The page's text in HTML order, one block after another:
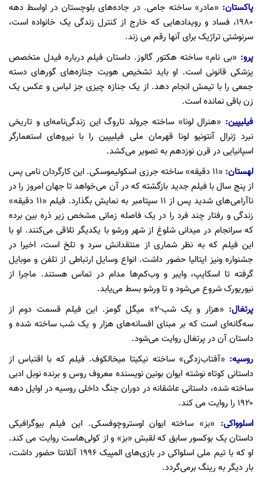
پاکستان: «مادر» ساخته جامی. در جاده‌های بلوچستان در اواسط دهه
۱۹۸۰، فساد و رویدادهایی که خارج از کنترل زندگی یک خانواده است،
سرنوشتی تراژیک برای آنها رقم می زند.
پرو: «بی نام» ساخته هکتور گالوز. داستان فیلم درباره فیدل متخصص
پزشکی قانونی است. او باید تشخیص هویت جنازه‌های گورهای دسته
جمعی را با تیمش انجام دهد. از یک جنازه چیزی جز لباس و عکس یک
زن باقی نمانده است.
فیلیپین: «هنرال لونا» ساخته جرولد تاروگ این زندگی‌نامه‌ای و تاریخی
نبرد ژنرال آنتونیو لونا قهرمان ملی فیلیپین را با نیروهای استعمارگر
اسپانیایی در قرن نوزدهم به تصویر می‌کشد.
لهستان:
«۱۱ دقیقه» ساخته جرزی اسکولیموسکی. این کارگردان نامی پس
از پنج سال با فیلم جدید بازگشته که در آن می‌خواهد تا جهان امروز را در
ناآرامی‌های شدید پس از ۱۱ سپتامبر به نمایش بگذارد. فیلم «۱۱ دقیقه»
زندگی و رفتار چند فرد را در یک فاصله زمانی مشخص زیر ذره بین برده
که سرانجام در میدانی شلوغ از شهر ورشو با یکدیگر تلاقی می‌کنند. او با
این فیلم که به نظر شماری از منتقدانش سرد و تلخ است، اخیرا در
جشنواره ونیز ایتالیا حضور داشت. انواع وسایل ارتباطی از تلفن و موبایل
گرفته تا اسکایپ، وایبر و وب‌کم‌ها مدام در تماس هستند. ماجرا از
نیوریورک شروع می‌شود و تا ورشو بسط می‌یابد.
پرتغال:
«هزار و یک شب-۲» میگل گومز. این فیلم قسمت دوم از
سه‌گانه‌ای است که بر مبنای افسانه‌های هزار و یک شب ساخته شده و
داستان آن در پرتغال روایت می‌شود.
روسیه: «آفتاب‌زدگی» ساخته نیکیتا میخالکوف. فیلم که با اقتباس از
داستانی کوتاه نوشته ایوان بونین نویسنده معروف روس و برنده نوبل ادبی
ساخته شده، داستانی عاشقانه در دوران جنگ داخلی روسیه در اوایل دهه
۱۹۲۰ را روایت می کند.
اسلوواکی: «بز» ساخته ایوان اوستروچوفسکی. این فیلم بیوگرافیکی
داستان یک بوکسور سابق که لقبش «بز» و از کولی‌هاست روایت می کند.
او که با تیم ملی اسلواکی در بازی‌های المپیک ۱۹۹۶ آتلانتا حضور داشت،
بار دیگر به رینگ برمی‌گردد.